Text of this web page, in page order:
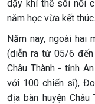
dậy khí thế sôi nổi
năm học vừa kết thúc.
Năm nay, ngoài hai
(diễn ra từ 05/6
Châu Thành - tỉnh
với 100 chiến sĩ),
địa bàn huyện